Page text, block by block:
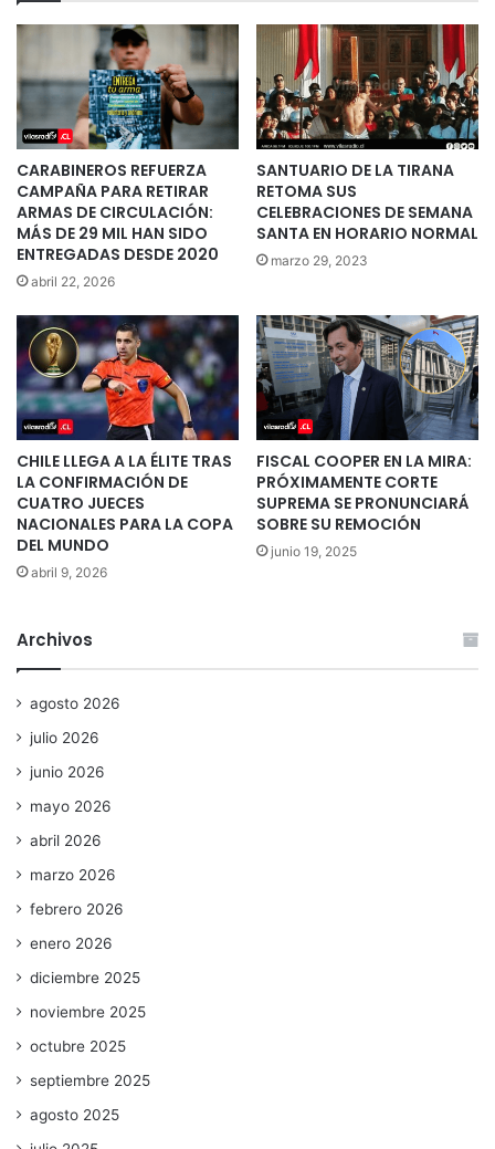
CARABINEROS REFUERZA
CAMPAÑA PARA RETIRAR
ARMAS DE CIRCULACIÓN:
MÁS DE 29 MIL HAN SIDO
ENTREGADAS DESDE 2020
abril 22, 2026
SANTUARIO DE LA TIRANA
RETOMA SUS
CELEBRACIONES DE SEMANA
SANTA EN HORARIO NORMAL
marzo 29, 2023
CHILE LLEGA A LA ÉLITE TRAS
LA CONFIRMACIÓN DE
CUATRO JUECES
NACIONALES PARA LA COPA
DEL MUNDO
abril 9, 2026
FISCAL COOPER EN LA MIRA:
PRÓXIMAMENTE CORTE
SUPREMA SE PRONUNCIARÁ
SOBRE SU REMOCIÓN
junio 19, 2025
Archivos
agosto 2026
julio 2026
junio 2026
mayo 2026
abril 2026
marzo 2026
febrero 2026
enero 2026
diciembre 2025
noviembre 2025
octubre 2025
septiembre 2025
agosto 2025